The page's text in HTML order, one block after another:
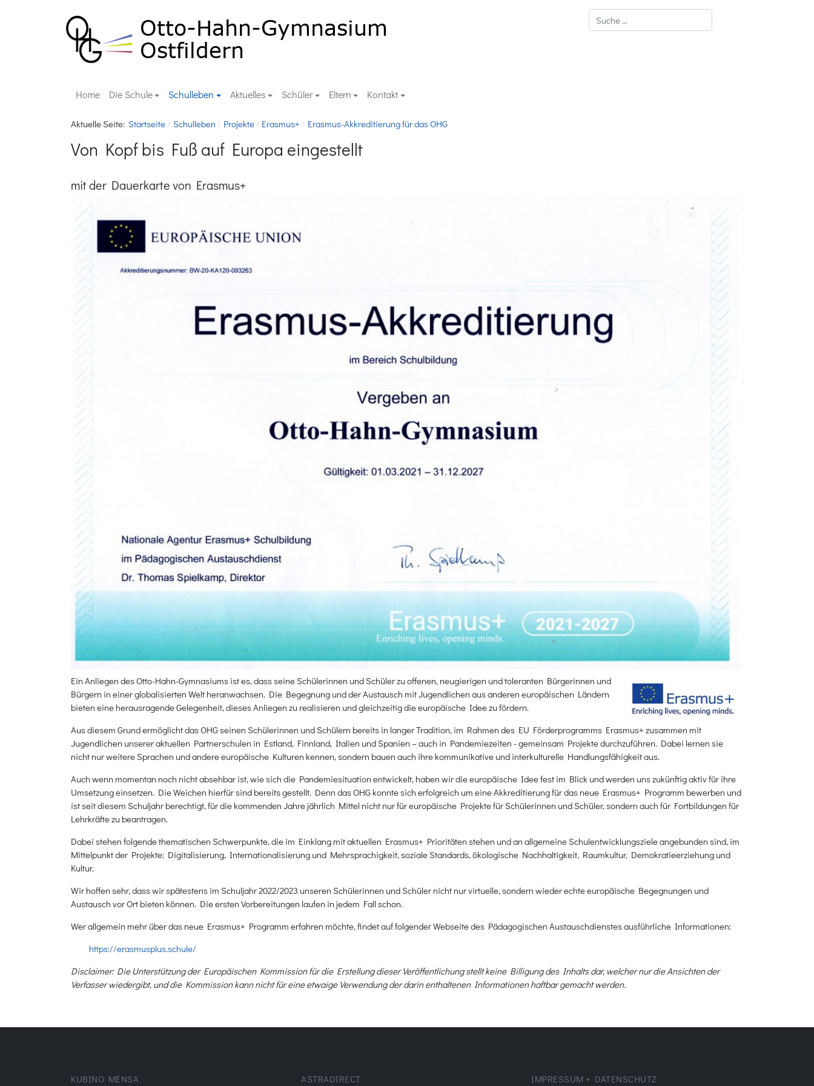
Suchen
Home Die Schule Schulleben Aktuelles Schüler Eltern Kontakt
Aktuelle Seite: Startseite Schulleben Projekte Erasmus+ Erasmus-Akkreditierung für das OHG
Von Kopf bis Fuß auf Europa eingestellt
mit der Dauerkarte von Erasmus+
Ein Anliegen des Otto-Hahn-Gymnasiums ist es, dass seine Schülerinnen und Schüler zu offenen, neugierigen und toleranten Bürgerinnen und
Bürgern in einer globalisierten Welt heranwachsen. Die Begegnung und der Austausch mit Jugendlichen aus anderen europäischen Ländern
bieten eine herausragende Gelegenheit, dieses Anliegen zu realisieren und gleichzeitig die europäische Idee zu fördern.
Aus diesem Grund ermöglicht das OHG seinen Schülerinnen und Schülern bereits in langer Tradition, im Rahmen des EU Förderprogramms Erasmus+ zusammen mit
Jugendlichen unserer aktuellen Partnerschulen in Estland, Finnland, Italien und Spanien – auch in Pandemiezeiten - gemeinsam Projekte durchzuführen. Dabei lernen sie
nicht nur weitere Sprachen und andere europäische Kulturen kennen, sondern bauen auch ihre kommunikative und interkulturelle Handlungsfähigkeit aus.
Auch wenn momentan noch nicht absehbar ist, wie sich die Pandemiesituation entwickelt, haben wir die europäische Idee fest im Blick und werden uns zukünftig aktiv für ihre
Umsetzung einsetzen. Die Weichen hierfür sind bereits gestellt. Denn das OHG konnte sich erfolgreich um eine Akkreditierung für das neue Erasmus+ Programm bewerben und
ist seit diesem Schuljahr berechtigt, für die kommenden Jahre jährlich Mittel nicht nur für europäische Projekte für Schülerinnen und Schüler, sondern auch für Fortbildungen für
Lehrkräfte zu beantragen.
Dabei stehen folgende thematischen Schwerpunkte, die im Einklang mit aktuellen Erasmus+ Prioritäten stehen und an allgemeine Schulentwicklungsziele angebunden sind, im
Mittelpunkt der Projekte: Digitalisierung, Internationalisierung und Mehrsprachigkeit, soziale Standards, ökologische Nachhaltigkeit, Raumkultur, Demokratieerziehung und
Kultur.
Wir hoffen sehr, dass wir spätestens im Schuljahr 2022/2023 unseren Schülerinnen und Schüler nicht nur virtuelle, sondern wieder echte europäische Begegnungen und
Austausch vor Ort bieten können. Die ersten Vorbereitungen laufen in jedem Fall schon.
Wer allgemein mehr über das neue Erasmus+ Programm erfahren möchte, findet auf folgender Webseite des Pädagogischen Austauschdienstes ausführliche Informationen:
https://erasmusplus.schule/
Disclaimer: Die Unterstützung der Europäischen Kommission für die Erstellung dieser Veröffentlichung stellt keine Billigung des Inhalts dar, welcher nur die Ansichten der
Verfasser wiedergibt, und die Kommission kann nicht für eine etwaige Verwendung der darin enthaltenen Informationen haftbar gemacht werden.
KUBINO MENSA ASTRADIRECT IMPRESSUM + DATENSCHUTZ